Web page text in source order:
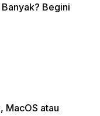
Begini
MacOS atau